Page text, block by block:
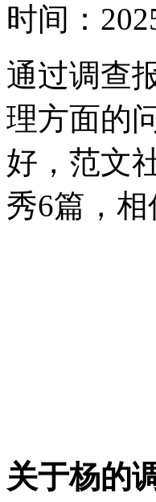
时间：
通过调查
理方面的
好，范文
秀6篇，
关于杨的